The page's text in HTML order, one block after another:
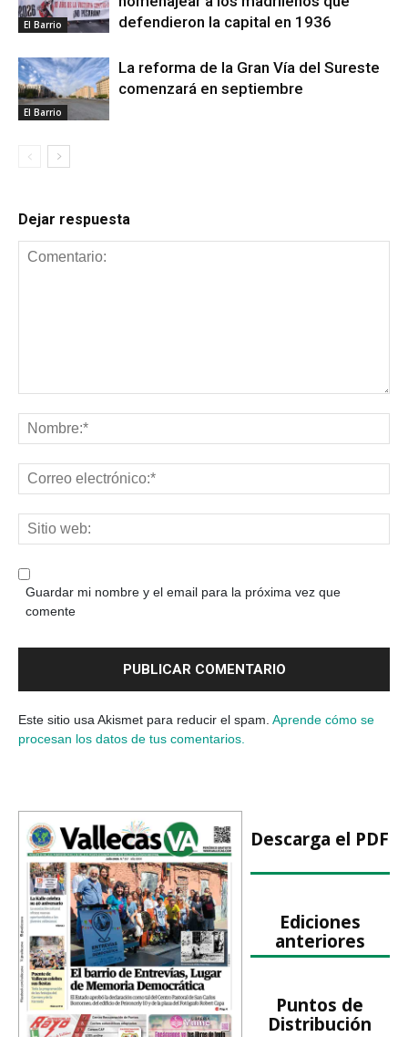
El Barrio
defendieron la capital en 1936
El Barrio
La reforma de la Gran Vía del Sureste
comenzará en septiembre
Dejar respuesta
Guardar mi nombre y el email para la próxima vez que
comente
Este sitio usa Akismet para reducir el spam. Aprende cómo se
procesan los datos de tus comentarios.
Descarga el PDF
Ediciones
anteriores
Puntos de
Distribución